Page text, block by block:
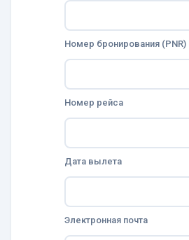
Номер бронирования (PNR)
Номер рейса
Дата вылета
Электронная почта